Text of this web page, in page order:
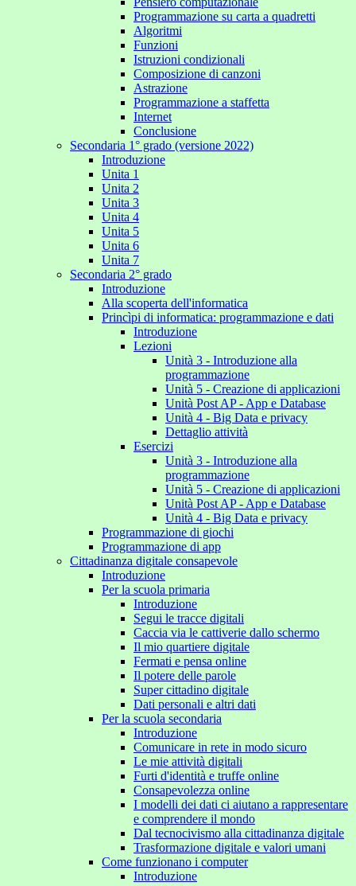
Programmazione su carta a quadretti
Algoritmi
Funzioni
Istruzioni condizionali
Composizione di canzoni
Astrazione
Programmazione a staffetta
Internet
Conclusione
Secondaria 1° grado (versione 2022)
Introduzione
Unita 1
Unita 2
Unita 3
Unita 4
Unita 5
Unita 6
Unita 7
Secondaria 2° grado
Introduzione
Alla scoperta dell'informatica
Princìpi di informatica: programmazione e dati
Introduzione
Lezioni
Unità 3 - Introduzione alla
programmazione
Unità 5 - Creazione di applicazioni
Unità Post AP - App e Database
Unità 4 - Big Data e privacy
Dettaglio attività
Esercizi
Unità 3 - Introduzione alla
programmazione
Unità 5 - Creazione di applicazioni
Unità Post AP - App e Database
Unità 4 - Big Data e privacy
Programmazione di giochi
Programmazione di app
Cittadinanza digitale consapevole
Introduzione
Per la scuola primaria
Introduzione
Segui le tracce digitali
Caccia via le cattiverie dallo schermo
Il mio quartiere digitale
Fermati e pensa online
Il potere delle parole
Super cittadino digitale
Dati personali e altri dati
Per la scuola secondaria
Introduzione
Comunicare in rete in modo sicuro
Le mie attività digitali
Furti d'identità e truffe online
Consapevolezza online
I modelli dei dati ci aiutano a rappresentare
e comprendere il mondo
Dal tecnocivismo alla cittadinanza digitale
Trasformazione digitale e valori umani
Come funzionano i computer
Introduzione